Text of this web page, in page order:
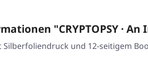
"CRYPTOPSY ·
Silberfoliendruck und 12-seitigem